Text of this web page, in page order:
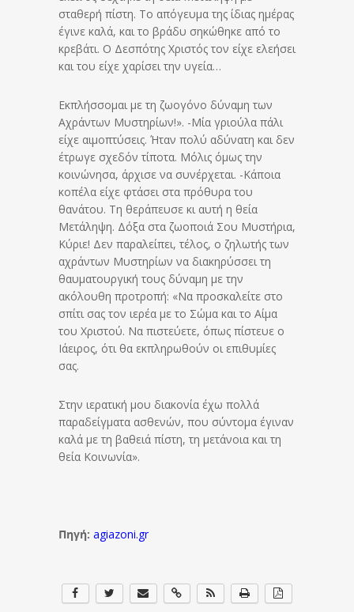
σταθερή πίστη. Το απόγευμα της ίδιας ημέρας
έγινε καλά, και το βράδυ σηκώθηκε από το
κρεβάτι. Ο Δεσπότης Χριστός τον είχε ελεήσει
και του είχε χαρίσει την υγεία…
Εκπλήσσομαι με τη ζωογόνο δύναμη των
Αχράντων Μυστηρίων!». -Μία γριούλα πάλι
είχε αιμοπτύσεις. Ήταν πολύ αδύνατη και δεν
έτρωγε σχεδόν τίποτα. Μόλις όμως την
κοινώνησα, άρχισε να συνέρχεται. -Κάποια
κοπέλα είχε φτάσει στα πρόθυρα του
θανάτου. Τη θεράπευσε κι αυτή η θεία
Μετάληψη. Δόξα στα ζωοποιά Σου Μυστήρια,
Κύριε! Δεν παραλείπει, τέλος, ο ζηλωτής των
αχράντων Μυστηρίων να διακηρύσσει τη
θαυματουργική τους δύναμη με την
ακόλουθη προτροπή: «Να προσκαλείτε στο
σπίτι σας τον ιερέα με το Σώμα και το Αίμα
του Χριστού. Να πιστεύετε, όπως πίστευε ο
Ιάειρος, ότι θα εκπληρωθούν οι επιθυμίες
σας.
Στην ιερατική μου διακονία έχω πολλά
παραδείγματα ασθενών, που σύντομα έγιναν
καλά με τη βαθειά πίστη, τη μετάνοια και τη
θεία Κοινωνία».
Πηγή: agiazoni.gr